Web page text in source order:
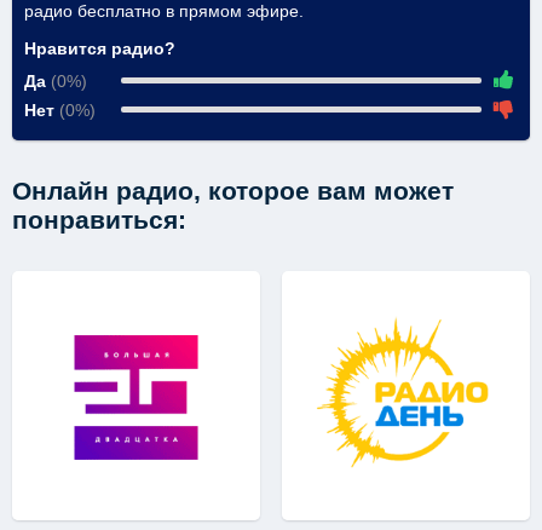
радио бесплатно в прямом эфире.
Нравится радио?
Да (0%)
Нет (0%)
Онлайн радио, которое вам может
понравиться: